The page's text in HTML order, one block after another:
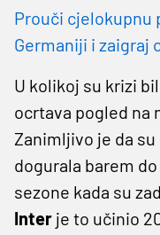
Prouči cjelokupnu
Germaniji i zaigraj
U kolikoj su krizi
ocrtava pogled na
Zanimljivo je da
dogurala barem
sezone kada su
Inter je to učinio